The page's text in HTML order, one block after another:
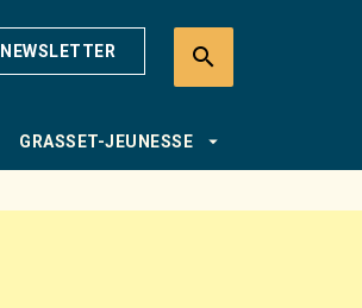
NEWSLETTER search
GRASSET-JEUNESSE arrow_drop_down